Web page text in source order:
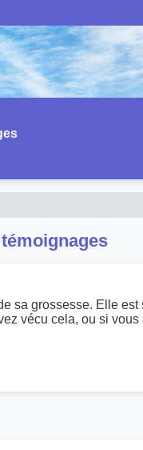
sa grossesse. Elle
vécu cela, ou si